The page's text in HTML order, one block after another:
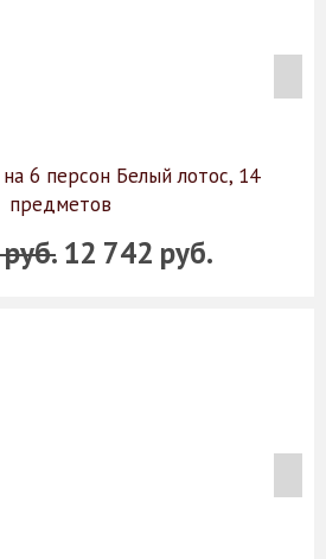
6 персон Белый лотос, 14
предметов
12 742 руб.